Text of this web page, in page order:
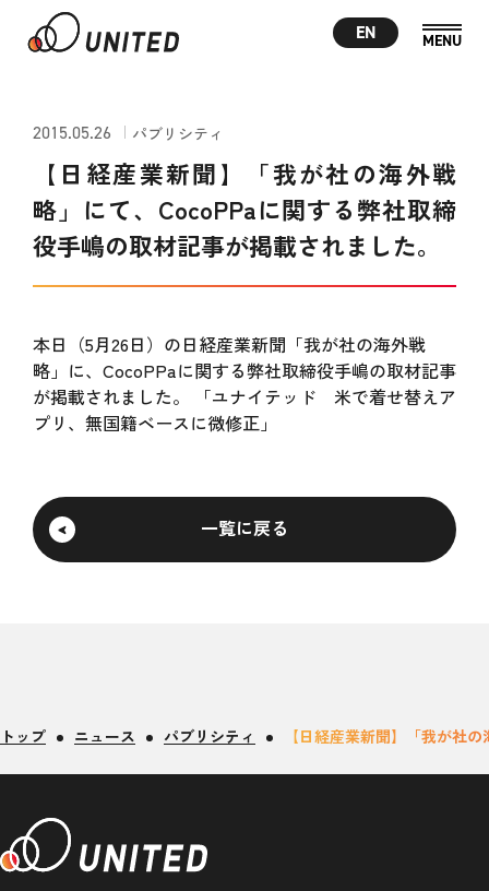
EN
2015.05.26 パブリシティ
【日経産業新聞】「我が社の海外戦
略」にて、CocoPPaに関する弊社取締
役手嶋の取材記事が掲載されました。
本日（5月26日）の日経産業新聞「我が社の海外戦
略」に、CocoPPaに関する弊社取締役手嶋の取材記事
が掲載されました。 「ユナイテッド 米で着せ替えア
プリ、無国籍ベースに微修正」
一覧に戻る
トップ ニュース パブリシティ 【日経産業新聞】「我が社